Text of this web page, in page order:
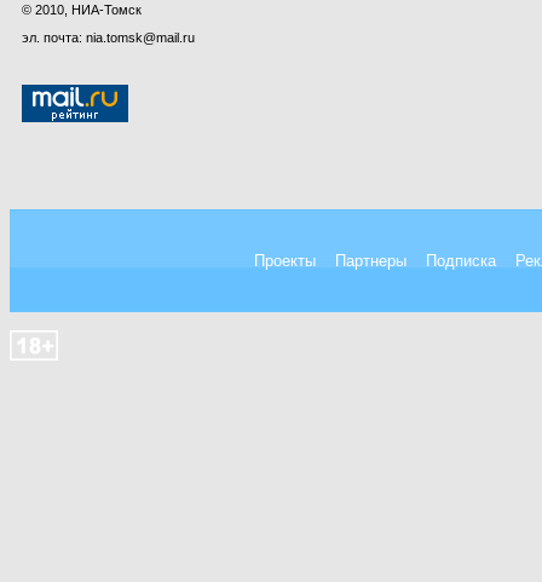
© 2010, НИА-Томск
эл. почта: nia.tomsk@mail.ru
Проекты Партнеры Подписка